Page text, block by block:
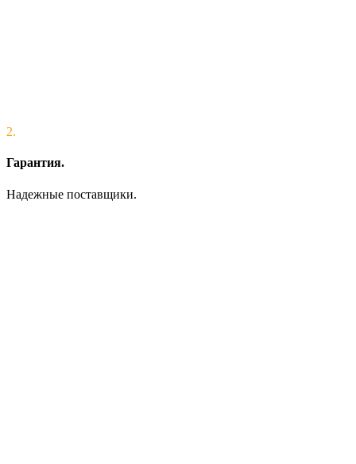
2.
Гарантия.
Надежные поставщики.